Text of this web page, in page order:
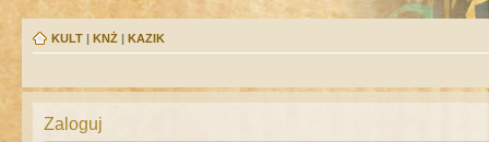
KULT | KNŻ | KAZIK
Zaloguj